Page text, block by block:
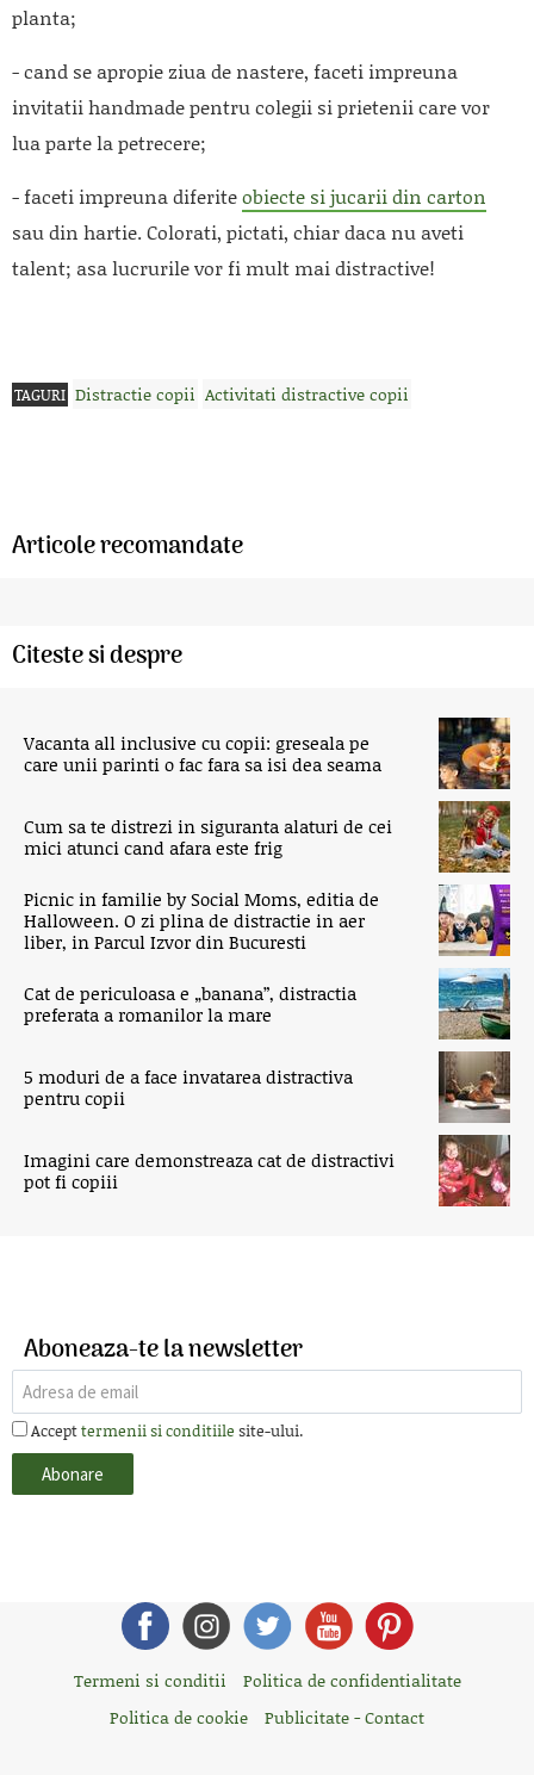
planta;
- cand se apropie ziua de nastere, faceti impreuna
invitatii handmade pentru colegii si prietenii care vor
lua parte la petrecere;
- faceti impreuna diferiteobiecte si jucarii din carton
sau din hartie. Colorati, pictati, chiar daca nu aveti
talent; asa lucrurile vor fi mult mai distractive!
TAGURI Distractie copii Activitati distractive copii
Articole recomandate
Citeste si despre
Vacanta all inclusive cu copii: greseala pe
care unii parinti o fac fara sa isi dea seama
Cum sa te distrezi in siguranta alaturi de cei
mici atunci cand afara este frig
Picnic in familie by Social Moms, editia de
Halloween. O zi plina de distractie in aer
liber, in Parcul Izvor din Bucuresti
Cat de periculoasa e „banana”, distractia
preferata a romanilor la mare
5 moduri de a face invatarea distractiva
pentru copii
Imagini care demonstreaza cat de distractivi
pot fi copiii
Aboneaza-te la newsletter
Accepttermenii si conditiile site-ului.
Termeni si conditii
Politica de confidentialitate
Politica de cookie
Publicitate - Contact